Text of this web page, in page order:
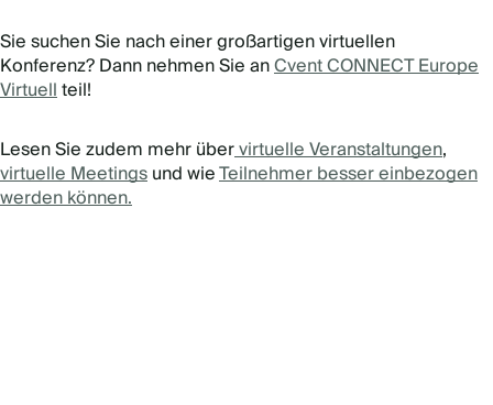
Sie suchen Sie nach einer großartigen virtuellen
Konferenz? Dann nehmen Sie anCvent CONNECT Europe
Virtuellteil!
Lesen Sie zudem mehr übervirtuelle Veranstaltungen,
virtuelle Meetingsund wieTeilnehmer besser einbezogen
werden können.